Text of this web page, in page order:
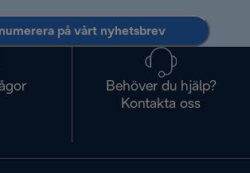
på vårt nyhetsbrev
Behöver du hjälp?
Kontakta oss